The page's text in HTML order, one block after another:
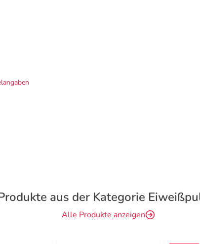
aus der Kategorie
Alle Produkte anzeigen